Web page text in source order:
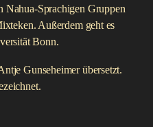
Nahua-Sprachigen Gruppen
Außerdem geht es
Bonn.
Gunseheimer übersetzt.